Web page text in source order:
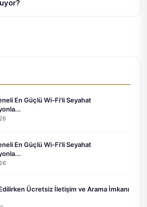
En Güçlü Wi-Fi'li Seyahat
En Güçlü Wi-Fi'li Seyahat
Ücretsiz İletişim ve Arama İmkanı